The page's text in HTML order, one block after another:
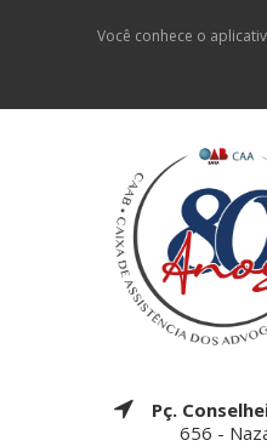
Você conhece o
Pç.
656 -